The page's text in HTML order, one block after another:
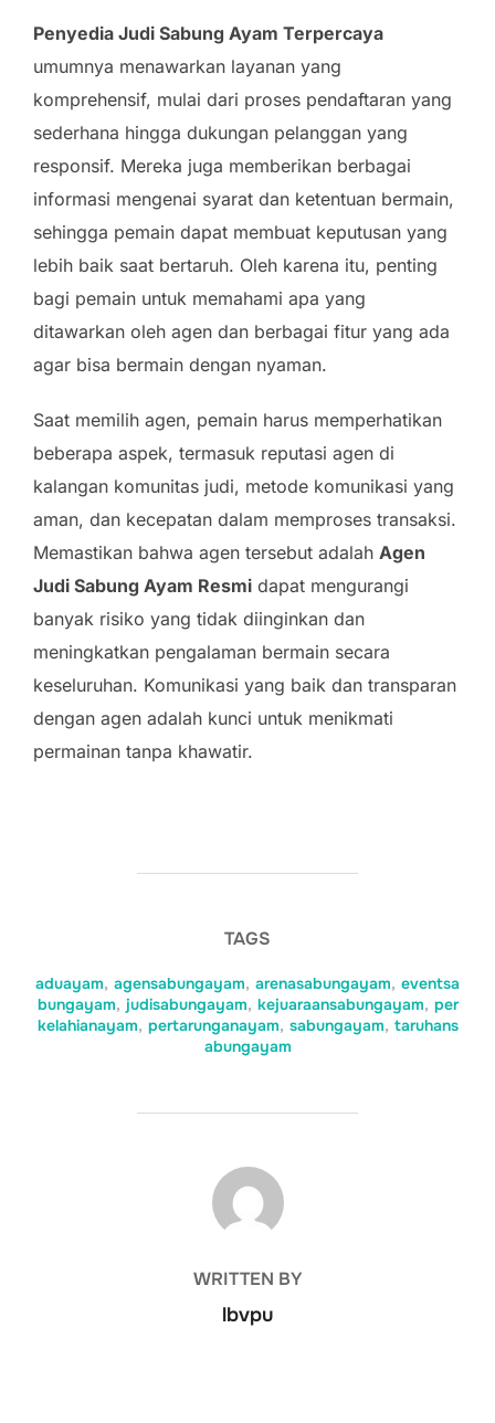
Penyedia Judi Sabung Ayam Terpercaya
umumnya menawarkan layanan yang
komprehensif, mulai dari proses pendaftaran yang
sederhana hingga dukungan pelanggan yang
responsif. Mereka juga memberikan berbagai
informasi mengenai syarat dan ketentuan bermain,
sehingga pemain dapat membuat keputusan yang
lebih baik saat bertaruh. Oleh karena itu, penting
bagi pemain untuk memahami apa yang
ditawarkan oleh agen dan berbagai fitur yang ada
agar bisa bermain dengan nyaman.
Saat memilih agen, pemain harus memperhatikan
beberapa aspek, termasuk reputasi agen di
kalangan komunitas judi, metode komunikasi yang
aman, dan kecepatan dalam memproses transaksi.
Memastikan bahwa agen tersebut adalah Agen
Judi Sabung Ayam Resmi dapat mengurangi
banyak risiko yang tidak diinginkan dan
meningkatkan pengalaman bermain secara
keseluruhan. Komunikasi yang baik dan transparan
dengan agen adalah kunci untuk menikmati
permainan tanpa khawatir.
TAGS
aduayam, agensabungayam, arenasabungayam, eventsa
bungayam, judisabungayam, kejuaraansabungayam, per
kelahianayam, pertarunganayam, sabungayam, taruhans
abungayam
POST AUTHOR
WRITTEN BY
lbvpu